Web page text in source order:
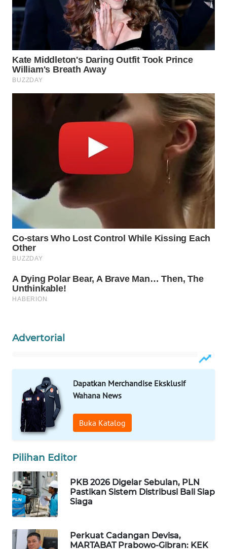
Advertorial
Dapatkan Merchandise Eksklusif
Wahana News
Buka Katalog
Pilihan Editor
PKB 2026 Digelar Sebulan, PLN
Pastikan Sistem Distribusi Bali Siap
Siaga
Perkuat Cadangan Devisa,
MARTABAT Prabowo-Gibran: KEK
WAHANANEWS
CO ID
WAHANANEWS
NET
WAHANA
SELEB
WAHANA
PERSONA
OTOMOTIF
WAHANA
LAPAK
WAHANA
Wahana
Network
LISTRIK
MASYARAKAT
KELISTRIKAN
WALINKI